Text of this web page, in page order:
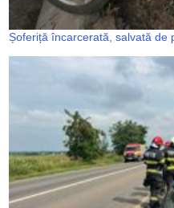
Șoferiță încarcerată, salvată de